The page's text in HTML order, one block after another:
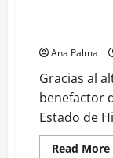
Ana Palma
Gracias al
benefactor
Estado de
Read More